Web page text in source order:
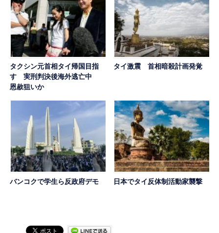
タクシン元首相タイ帰国目指
す 実刑判決後海外逃亡中
恩赦狙いか
タイ激震 首相暗殺計画発覚
バンコクで学生ら反政府デモ 日本でタイ反体制活動家襲撃